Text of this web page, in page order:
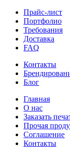
Прайс-лист
Портфолио
Требования
Доставка
FAQ
Контакты
Блог
Главная
О нас
Заказать
Прочая
Соглашение
Контакты